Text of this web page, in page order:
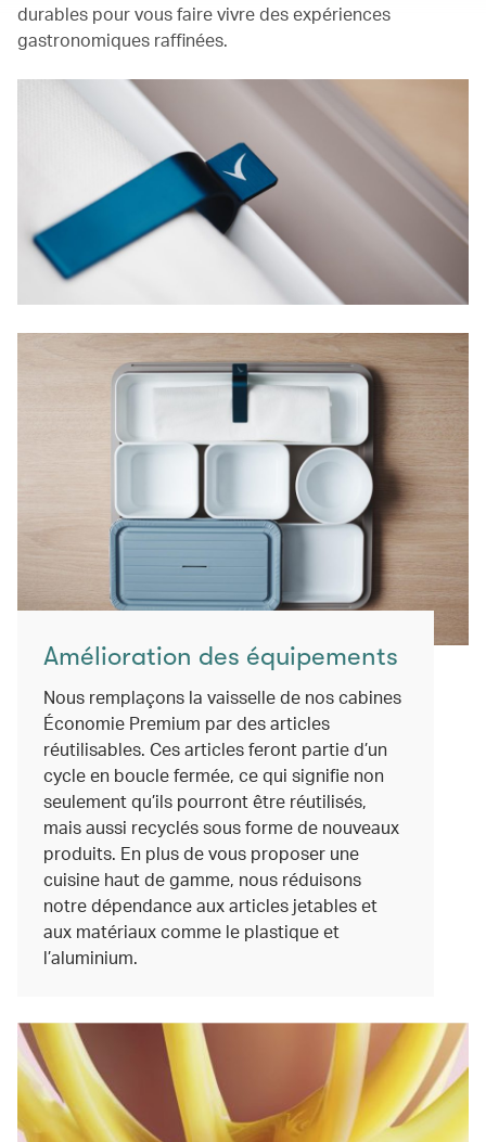
durables pour vous faire vivre des expériences
gastronomiques raffinées.
Amélioration des équipements
Nous remplaçons la vaisselle de nos cabines
Économie Premium par des articles
réutilisables. Ces articles feront partie d’un
cycle en boucle fermée, ce qui signifie non
seulement qu’ils pourront être réutilisés,
mais aussi recyclés sous forme de nouveaux
produits. En plus de vous proposer une
cuisine haut de gamme, nous réduisons
notre dépendance aux articles jetables et
aux matériaux comme le plastique et
l’aluminium.